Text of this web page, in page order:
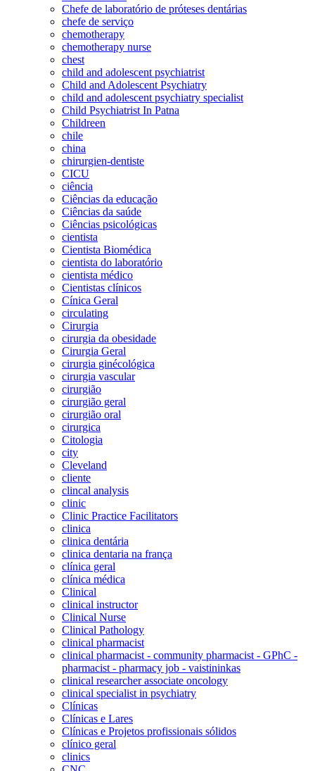
Chefe de laboratório de próteses dentárias
chefe de serviço
chemotherapy
chemotherapy nurse
chest
child and adolescent psychiatrist
Child and Adolescent Psychiatry
child and adolescent psychiatry specialist
Child Psychiatrist In Patna
Childreen
chile
china
chirurgien-dentiste
CICU
ciência
Ciências da educação
Ciências da saúde
Ciências psicológicas
cientista
Cientista Biomédica
cientista do laboratório
cientista médico
Cientistas clínicos
Cínica Geral
circulating
Cirurgia
cirurgia da obesidade
Cirurgia Geral
cirurgia ginécológica
cirurgia vascular
cirurgião
cirurgião geral
cirurgião oral
cirurgica
Citologia
city
Cleveland
cliente
clincal analysis
clinic
Clinic Practice Facilitators
clinica
clinica dentária
clinica dentaria na frança
clínica geral
clínica médica
Clinical
clinical instructor
Clinical Nurse
Clinical Pathology
clinical pharmacist
clinical pharmacist - community pharmacist - GPhC -
pharmacist - pharmacy job - vaistininkas
clinical researcher associate oncology
clinical specialist in psychiatry
Clínicas
Clínicas e Lares
Clínicas e Projetos profissionais sólidos
clínico geral
clinics